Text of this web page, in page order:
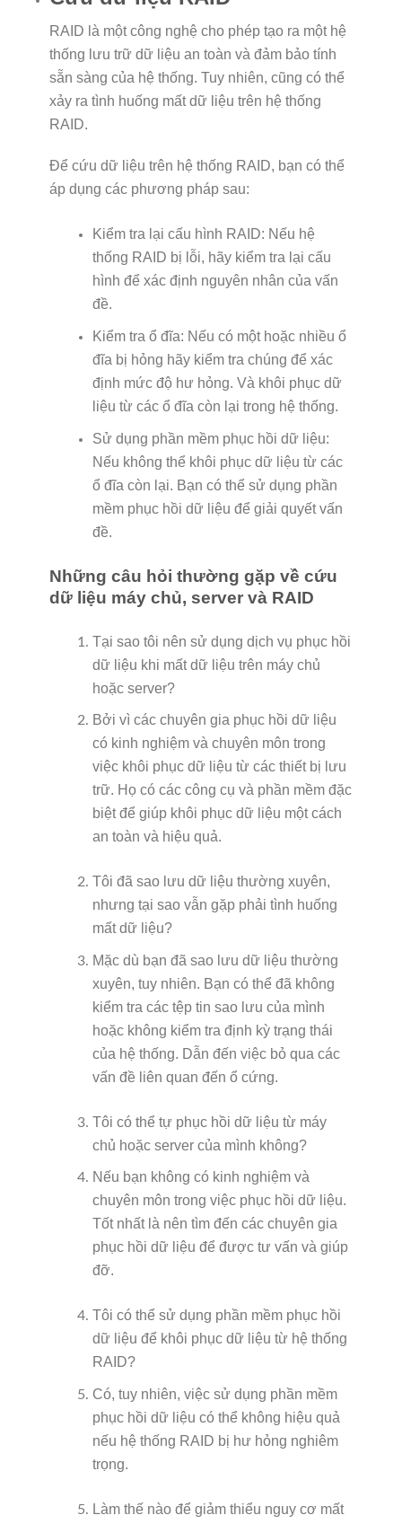
RAID là một công nghệ cho phép tạo ra một hệ
thống lưu trữ dữ liệu an toàn và đảm bảo tính
sẵn sàng của hệ thống. Tuy nhiên, cũng có thể
xảy ra tình huống mất dữ liệu trên hệ thống
RAID.
Để cứu dữ liệu trên hệ thống RAID, bạn có thể
áp dụng các phương pháp sau:
Kiểm tra lại cấu hình RAID: Nếu hệ
thống RAID bị lỗi, hãy kiểm tra lại cấu
hình để xác định nguyên nhân của vấn
đề.
Kiểm tra ổ đĩa: Nếu có một hoặc nhiều ổ
đĩa bị hỏng hãy kiểm tra chúng để xác
định mức độ hư hỏng. Và khôi phục dữ
liệu từ các ổ đĩa còn lại trong hệ thống.
Sử dụng phần mềm phục hồi dữ liệu:
Nếu không thể khôi phục dữ liệu từ các
ổ đĩa còn lại. Bạn có thể sử dụng phần
mềm phục hồi dữ liệu để giải quyết vấn
đề.
Những câu hỏi thường gặp về cứu
dữ liệu máy chủ, server và RAID
Tại sao tôi nên sử dụng dịch vụ phục hồi
dữ liệu khi mất dữ liệu trên máy chủ
hoặc server?
Bởi vì các chuyên gia phục hồi dữ liệu
có kinh nghiệm và chuyên môn trong
việc khôi phục dữ liệu từ các thiết bị lưu
trữ. Họ có các công cụ và phần mềm đặc
biệt để giúp khôi phục dữ liệu một cách
an toàn và hiệu quả.
Tôi đã sao lưu dữ liệu thường xuyên,
nhưng tại sao vẫn gặp phải tình huống
mất dữ liệu?
Mặc dù bạn đã sao lưu dữ liệu thường
xuyên, tuy nhiên. Bạn có thể đã không
kiểm tra các tệp tin sao lưu của mình
hoặc không kiểm tra định kỳ trạng thái
của hệ thống. Dẫn đến việc bỏ qua các
vấn đề liên quan đến ổ cứng.
Tôi có thể tự phục hồi dữ liệu từ máy
chủ hoặc server của mình không?
Nếu bạn không có kinh nghiệm và
chuyên môn trong việc phục hồi dữ liệu.
Tốt nhất là nên tìm đến các chuyên gia
phục hồi dữ liệu để được tư vấn và giúp
đỡ.
Tôi có thể sử dụng phần mềm phục hồi
dữ liệu để khôi phục dữ liệu từ hệ thống
RAID?
Có, tuy nhiên, việc sử dụng phần mềm
phục hồi dữ liệu có thể không hiệu quả
nếu hệ thống RAID bị hư hỏng nghiêm
trọng.
Làm thế nào để giảm thiểu nguy cơ mất